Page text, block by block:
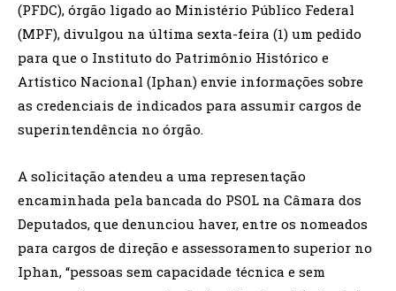
(PFDC), órgão ligado ao Ministério Público Federal
(MPF), divulgou na última sexta-feira (1) um pedido
para que o Instituto do Patrimônio Histórico e
Artístico Nacional (Iphan) envie informações sobre
as credenciais de indicados para assumir cargos de
superintendência no órgão.
A solicitação atendeu a uma representação
encaminhada pela bancada do PSOL na Câmara dos
Deputados, que denunciou haver, entre os nomeados
para cargos de direção e assessoramento superior no
Iphan, “pessoas sem capacidade técnica e sem